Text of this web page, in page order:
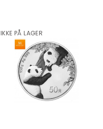
IKKE PÅ LAGER